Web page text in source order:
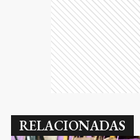
RELACIONADAS